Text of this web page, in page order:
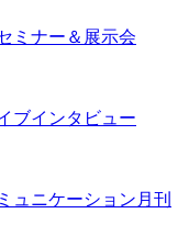
ミナー＆展示会
ブインタビュー
ュニケーション月刊